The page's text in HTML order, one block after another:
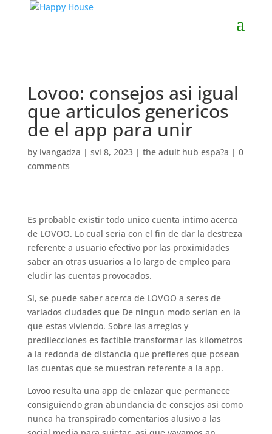
Lovoo: consejos asi igual
que articulos genericos
de el app para unir
by ivangadza | svi 8, 2023| the adult hub espa?a | 0
comments
Es probable existir todo unico cuenta intimo acerca
de LOVOO. Lo cual seri­a con el fin de dar la destreza
referente a usuario efectivo por las proximidades
saber an otras usuarios a lo largo de empleo para
eludir las cuentas provocados.
Si, se puede saber acerca de LOVOO a seres de
variados ciudades que De ningun modo serian en la
que estas viviendo. Sobre las arreglos y
predilecciones es factible transformar las kilometros
a la redonda de distancia que prefieres que posean
las cuentas que se muestran referente a la app.
Lovoo resulta una app de enlazar que permanece
consiguiendo gran abundancia de consejos asi­ como
nunca ha transpirado comentarios alusivo a las